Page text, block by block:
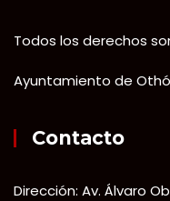
Todos los derechos
Ayuntamiento de
Contacto
Dirección: Av. Álvaro